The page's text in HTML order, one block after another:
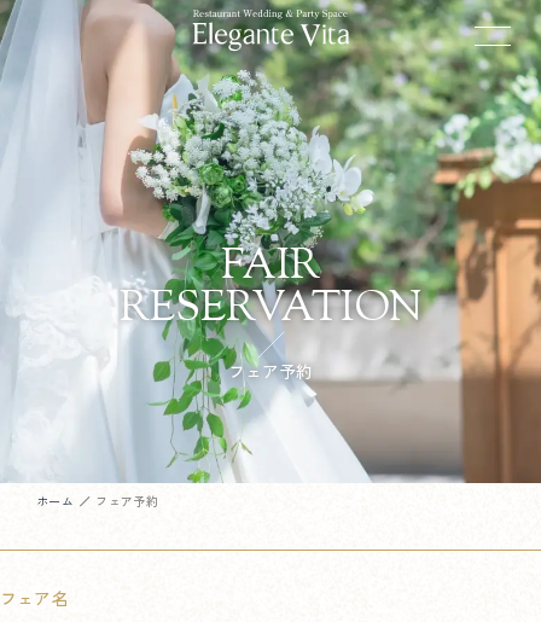
FAIR
RESERVATION
フェア予約
ホーム フェア予約
フェア名